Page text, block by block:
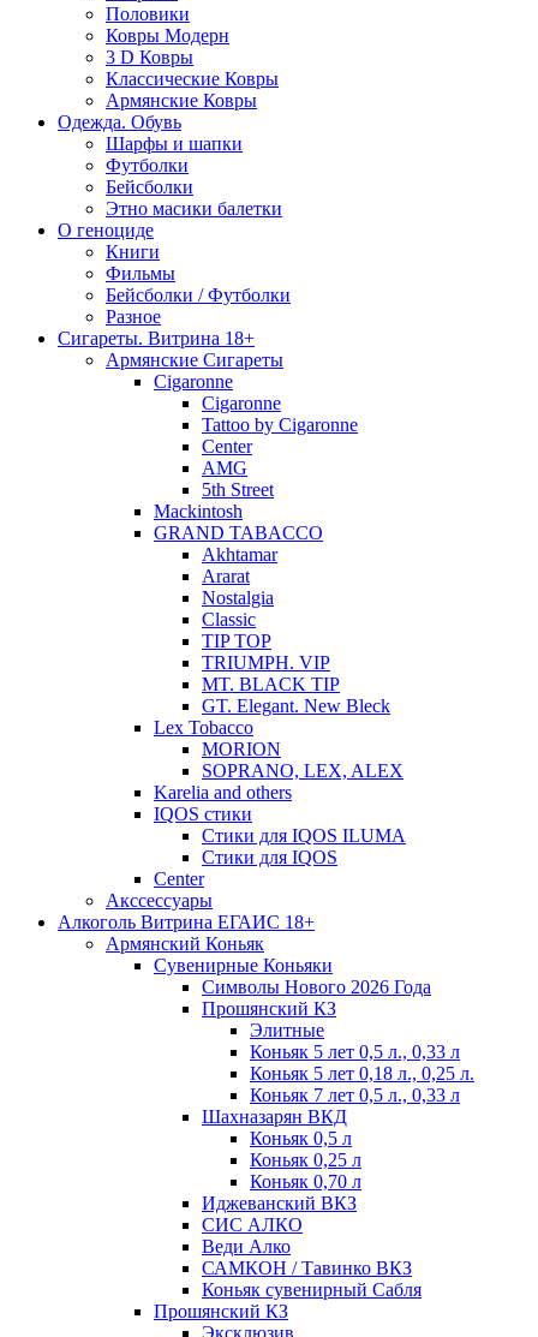
Половики
Ковры Модерн
3 D Ковры
Классические Ковры
Армянские Ковры
Одежда. Обувь
Шарфы и шапки
Футболки
Бейсболки
Этно масики балетки
О геноциде
Книги
Фильмы
Бейсболки / Футболки
Разное
Сигареты. Витрина 18+
Армянские Сигареты
Cigaronne
Cigaronne
Tattoo by Cigaronne
Center
AMG
5th Street
Mackintosh
GRAND TABACCO
Akhtamar
Ararat
Nostalgia
Classic
TIP TOP
TRIUMPH. VIP
MT. BLACK TIP
GT. Elegant. New Bleck
Lex Tobacco
MORION
SOPRANO, LEX, ALEX
Karelia and others
IQOS стики
Стики для IQOS ILUMA
Стики для IQOS
Сenter
Акссессуары
Алкоголь Витрина ЕГАИС 18+
Армянский Коньяк
Сувенирные Коньяки
Символы Нового 2026 Года
Прошянский КЗ
Элитные
Коньяк 5 лет 0,5 л., 0,33 л
Коньяк 5 лет 0,18 л., 0,25 л.
Коньяк 7 лет 0,5 л., 0,33 л
Шахназарян ВКД
Коньяк 0,5 л
Коньяк 0,25 л
Коньяк 0,70 л
Иджеванский ВКЗ
СИС АЛКО
Веди Алко
САМКОН / Тавинко ВКЗ
Коньяк сувенирный Сабля
Прошянский КЗ
Эксклюзив